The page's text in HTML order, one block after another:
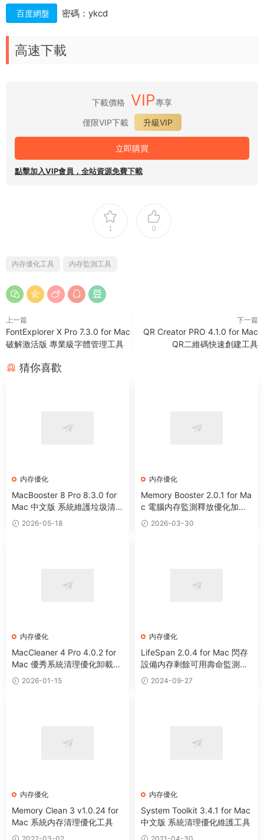
百度網盤 密碼：ykcd
高速下載
下載價格 VIP專享
僅限VIP下載
升級VIP
立即購買
點擊加入VIP會員，全站資源免費下載
1 0
内存優化工具 内存監測工具
上一篇
FontExplorer X Pro 7.3.0 for Mac
破解激活版 專業級字體管理工具
下一篇
QR Creator PRO 4.1.0 for Mac
QR二維碼快速創建工具
猜你喜歡
内存優化
MacBooster 8 Pro 8.3.0 for
Mac 中文版 系統維護垃圾清
理病毒掃描工具
2026-05-18
内存優化
Memory Booster 2.0.1 for Ma
c 電腦内存監測釋放優化加速
工具2026-03-30
内存優化
MacCleaner 4 Pro 4.0.2 for
Mac 優秀系統清理優化卸載工
具套裝
2026-01-15
内存優化
LifeSpan 2.0.4 for Mac 閃存
設備内存剩餘可用壽命監測工
具 2024-09-27
内存優化
Memory Clean 3 v1.0.24 for
Mac 系統内存清理優化工具
内存優化
System Toolkit 3.4.1 for Mac
中文版 系統清理優化維護工具